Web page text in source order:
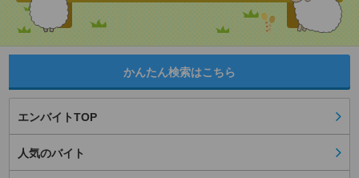
かんたん検索はこちら
エンバイトTOP
人気のバイト